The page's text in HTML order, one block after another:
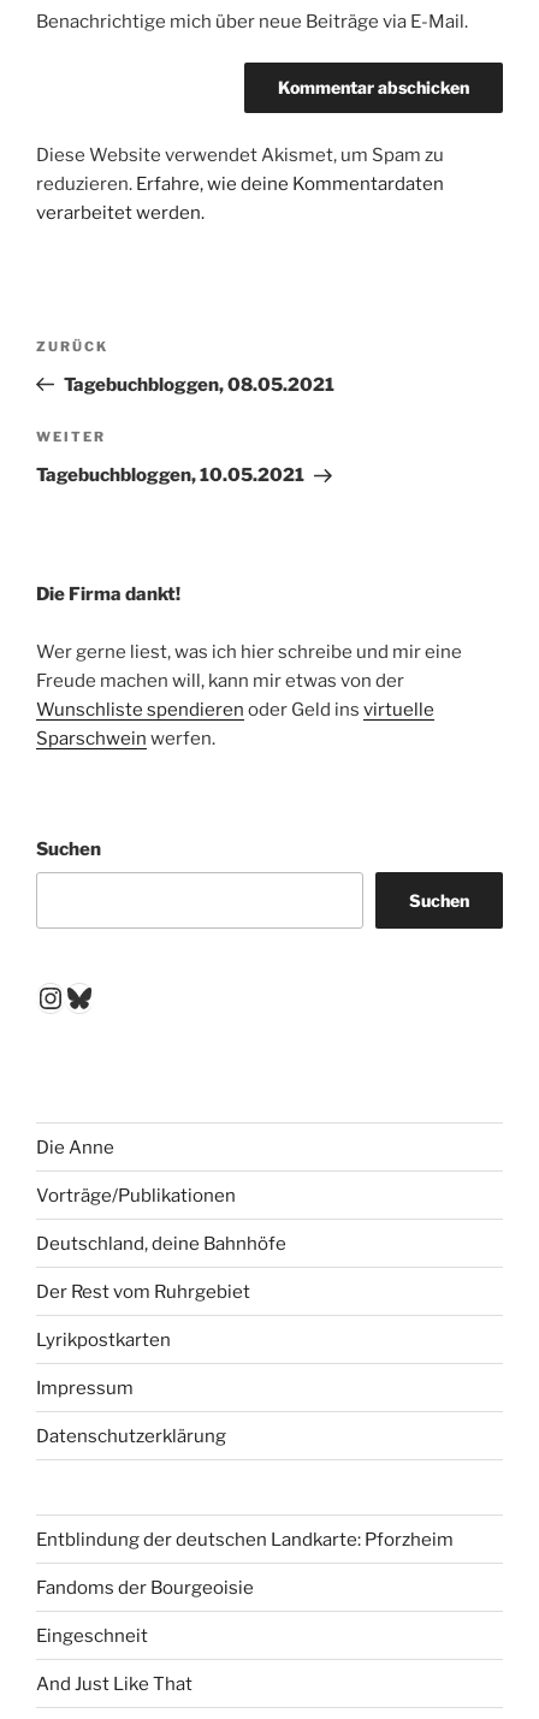
Benachrichtige mich über neue Beiträge via E-Mail.
Diese Website verwendet Akismet, um Spam zu
reduzieren. Erfahre, wie deine Kommentardaten
verarbeitet werden.
Beitragsnavigation
Vorheriger
Beitrag
ZURÜCK
Tagebuchbloggen, 08.05.2021
Nächster
Beitrag
WEITER
Tagebuchbloggen, 10.05.2021
Die Firma dankt!
Wer gerne liest, was ich hier schreibe und mir eine
Freude machen will, kann mir etwas von der
Wunschliste spendieren oder Geld ins virtuelle
Sparschwein werfen.
Suchen
Suchen
Instagram
Bluesky
Die Anne
Vorträge/Publikationen
Deutschland, deine Bahnhöfe
Der Rest vom Ruhrgebiet
Lyrikpostkarten
Impressum
Datenschutzerklärung
Entblindung der deutschen Landkarte: Pforzheim
Fandoms der Bourgeoisie
Eingeschneit
And Just Like That